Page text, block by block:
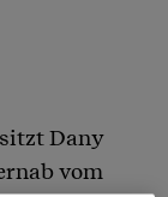
Dany
vom